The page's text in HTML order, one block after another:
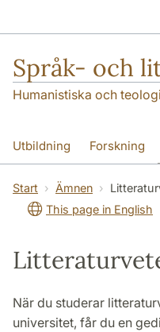
Språk- och
Humanistiska och
Utbildning Forskning
SOL-husen Kontakt
översättning till svenska
Start Ämnen
This page in English
När du studerar
universitet, får du en